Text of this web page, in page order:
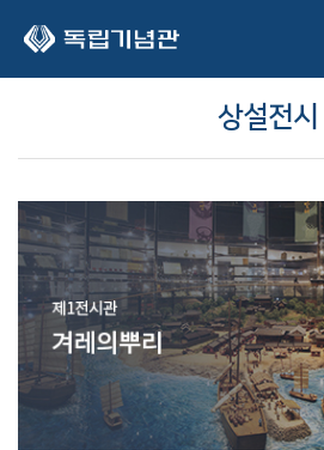
상설전시